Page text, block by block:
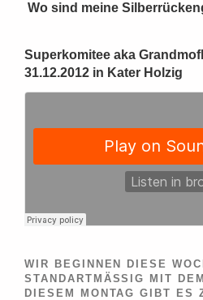
Wo sind meine
Superkomitee aka
31.12.2012 in Kater Holzig
WIR BEGINNEN DIESE
STANDARTMÄSSIG MIT DEM
IESEM MONTAG GIBT ES